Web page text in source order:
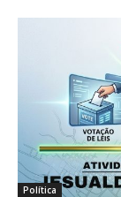
Política